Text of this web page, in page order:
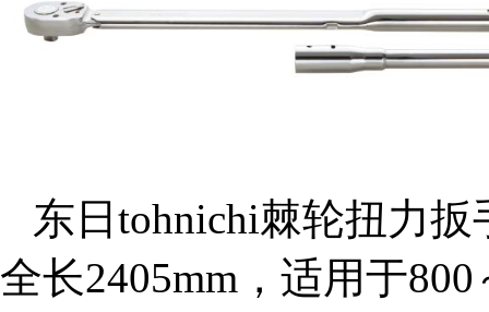
东日tohnichi棘轮扭力扳
全长2405mm，适用于